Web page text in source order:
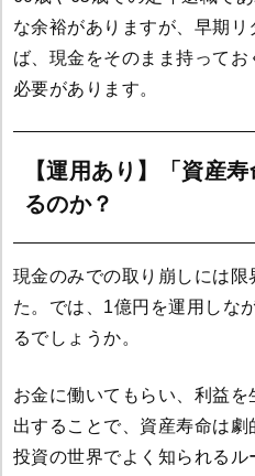
な余裕がありますが、早期
ば、現金をそのまま持って
必要があります。
【運用あり】「資産
るのか？
現金のみでの取り崩しには
た。では、1億円を運用しな
るでしょうか。
お金に働いてもらい、利益
出することで、資産寿命は劇
投資の世界でよく知られる